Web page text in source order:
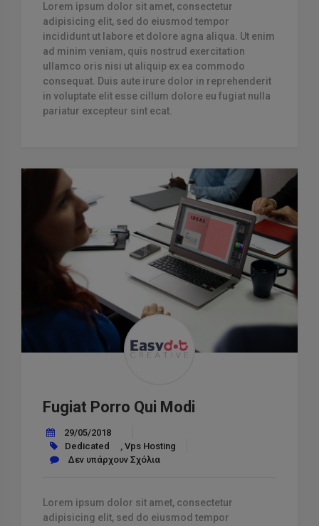
Lorem ipsum dolor sit amet, consectetur
adipisicing elit, sed do eiusmod tempor
incididunt ut labore et dolore agna aliqua. Ut enim
ad minim veniam, quis nostrud exercitation
ullamco oris nisi ut aliquip ex ea commodo
consequat. Duis aute irure dolor in reprehenderit
in voluptate elit esse cillum dolore eu fugiat nulla
pariatur excepteur sint ecat.
Fugiat Porro Qui Modi
29/05/2018
Dedicated
, Vps Hosting
Δεν υπάρχουν Σχόλια
Lorem ipsum dolor sit amet, consectetur
adipisicing elit, sed do eiusmod tempor